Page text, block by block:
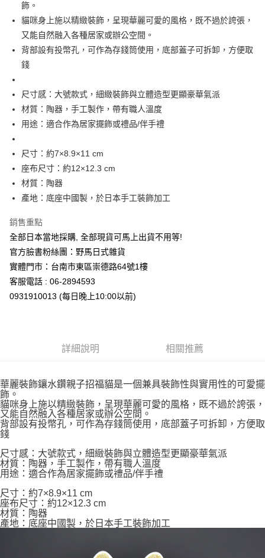
上海商業儲蓄銀行
國泰世華商業銀行
兆豐國際商業銀行
臺灣中小企業銀行
台中商業銀行
匯豐（台灣）商業銀行
華泰商業銀行
聯邦商業銀行
遠東國際商業銀行
元大商業銀行
台新國際商業銀行
中國信託商業銀行
台灣樂天信用卡公司
LINE Pay
Apple Pay
街口支付
Google Pay
全家取貨付款
每筆NT$65，滿NT$999(含以上)免運費
付款後全家取貨
每筆NT$65，滿NT$999(含以上)免運費
7-11取貨付款
每筆NT$65，滿NT$999(含以上)免運費
付款後7-11取貨
每筆NT$65，滿NT$999(含以上)免運費
飾。
貓咪身上施以精緻裝飾，呈現華麗可愛的風格，既不過於誇張，
又能自然融入各種居家或辦公空間。
背部設有投幣孔，可作為存錢筒使用，底部蓋子可拆卸，方便取
錢
尺寸感：大號款式，細緻裝飾與立體造型更顯豪華氣派
材質：陶器，手工製作，帶有職人溫度
用途：適合作為居家擺飾或禮品/伴手禮
尺寸：約7×8.9×11 cm
座布尺寸：約12×12.3 cm
材質：陶器
產地：底座中國製，於日本手工裝飾加工
銷售重點
全部日本當地採購, 全部現貨可馬上出貨不用等!
官方臉書粉絲團：野馬日式雜貨
實體門市：台南市東區崇德路64號1樓
客服電話 : 06-2894593
0931910013 (每日晚上10:00以前)
詳細說明 相關推薦
華麗裝飾鑲水鑽親子招福貓是一個兼具裝飾性與實用性的可愛擺
飾。
貓咪身上施以精緻裝飾，呈現華麗可愛的風格，既不過於誇張，
又能自然融入各種居家或辦公空間。
背部設有投幣孔，可作為存錢筒使用，底部蓋子可拆卸，方便取
錢
尺寸感：大號款式，細緻裝飾與立體造型更顯豪華氣派
材質：陶器，手工製作，帶有職人溫度
用途：適合作為居家擺飾或禮品/伴手禮
尺寸：約7×8.9×11 cm
座布尺寸：約12×12.3 cm
材質：陶器
產地：底座中國製，於日本手工裝飾加工